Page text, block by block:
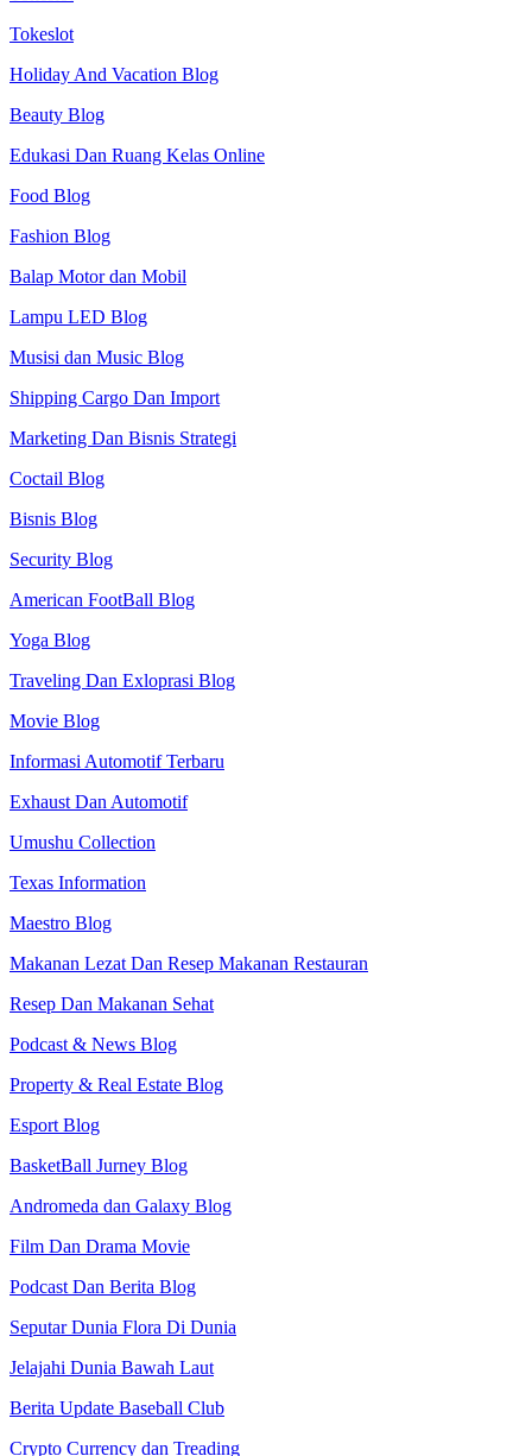
Tokeslot
Holiday And Vacation Blog
Beauty Blog
Edukasi Dan Ruang Kelas Online
Food Blog
Fashion Blog
Balap Motor dan Mobil
Lampu LED Blog
Musisi dan Music Blog
Shipping Cargo Dan Import
Marketing Dan Bisnis Strategi
Coctail Blog
Bisnis Blog
Security Blog
American FootBall Blog
Yoga Blog
Traveling Dan Exloprasi Blog
Movie Blog
Informasi Automotif Terbaru
Exhaust Dan Automotif
Umushu Collection
Texas Information
Maestro Blog
Makanan Lezat Dan Resep Makanan Restauran
Resep Dan Makanan Sehat
Podcast & News Blog
Property & Real Estate Blog
Esport Blog
BasketBall Jurney Blog
Andromeda dan Galaxy Blog
Film Dan Drama Movie
Podcast Dan Berita Blog
Seputar Dunia Flora Di Dunia
Jelajahi Dunia Bawah Laut
Berita Update Baseball Club
Crypto Currency dan Treading